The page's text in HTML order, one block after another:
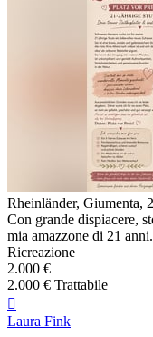
Rheinländer, Giumenta,
Con grande dispiacere,
mia amazzone di 21 anni.
Ricreazione
2.000 €
2.000 € Trattabile

Laura Fink